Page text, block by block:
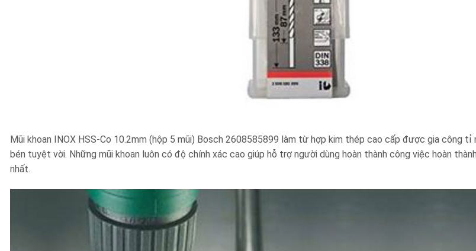
Mũi khoan INOX HSS-Co 10.2mm (hộp 5 mũi) Bosch 2608585899 làm từ hợp kim thép cao cấp được gia công
bén tuyệt vời. Những mũi khoan luôn có độ chính xác cao giúp hỗ trợ người dùng hoàn thành công việc hoàn
nhất.